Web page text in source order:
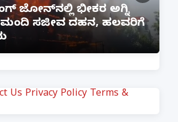
ಜೋನ್‌ನಲ್ಲಿ ಭೀಕರ ಅಗ್ನಿ
ಸಜೀವ ದಹನ, ಹಲವರಿಗೆ
Us Privacy Policy Terms &